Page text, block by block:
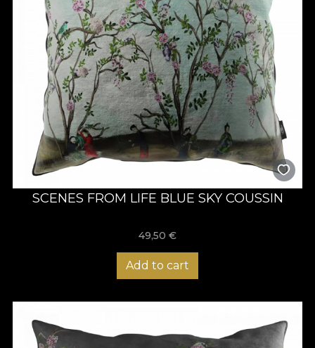
SCENES FROM LIFE BLUE SKY COUSSIN
49,50 €
Add to cart